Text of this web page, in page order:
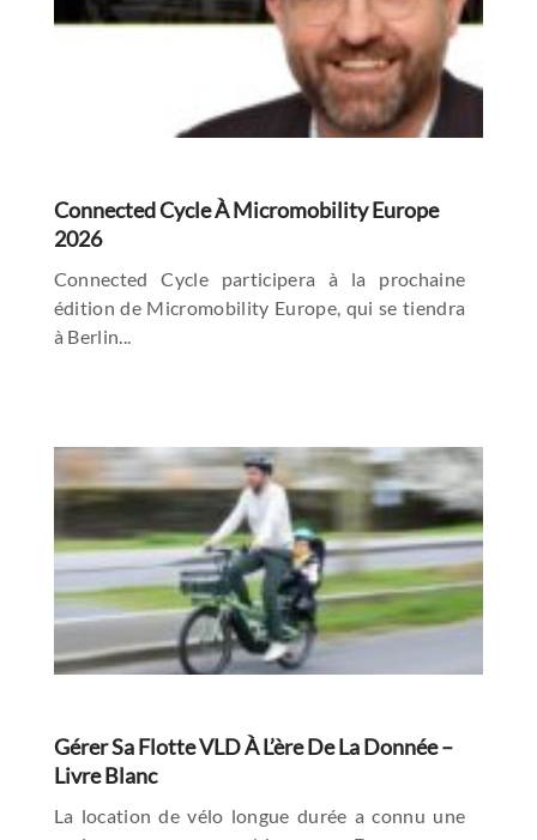
Connected Cycle À Micromobility Europe
2026
Connected Cycle participera à la prochaine
édition de Micromobility Europe, qui se tiendra
à Berlin...
Gérer Sa Flotte VLD À L’ère De La Donnée –
Livre Blanc
La location de vélo longue durée a connu une